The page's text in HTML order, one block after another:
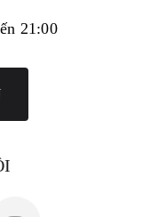
21:00